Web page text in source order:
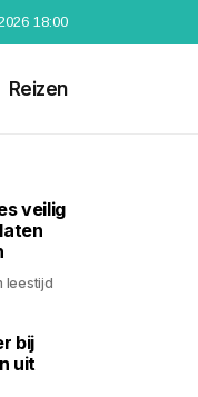
18:00
Reizen
veilig
leestijd
bij
uit